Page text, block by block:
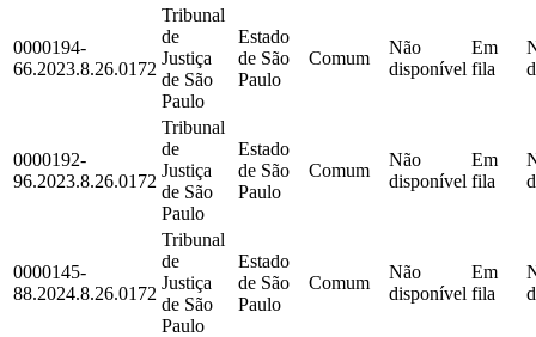
0000194-
66.2023.8.26.0172
Tribunal
de
Justiça
de São
Paulo
Estado
de São
Paulo
Comum
Não
disponível
Em
fila
0000192-
96.2023.8.26.0172
Tribunal
de
Justiça
de São
Paulo
Estado
de São
Paulo
Comum
Não
disponível
Em
fila
0000145-
88.2024.8.26.0172
Tribunal
de
Justiça
de São
Paulo
Estado
de São
Paulo
Comum
Não
disponível
Em
fila